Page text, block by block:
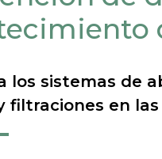
los sistemas de
filtraciones en las